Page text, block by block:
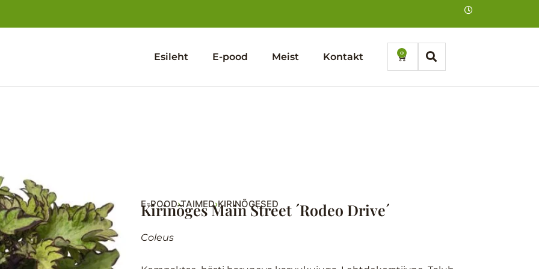
Esileht E-pood Meist Kontakt 0
Cart
E-POOD›TAIMED›KIRINÕGESED
Kirinõges Main Street ´Rodeo Drive´
Coleus